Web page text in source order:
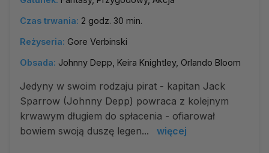
Czas trwania: 2 godz. 30 min.
Reżyseria: Gore Verbinski
Obsada: Johnny Depp, Keira Knightley, Orlando Bloom
Jedyny w swoim rodzaju pirat - kapitan Jack
Sparrow (Johnny Depp) powraca z kolejnym
krwawym długiem do spłacenia - ofiarował
bowiem swoją duszę legen...
więcej